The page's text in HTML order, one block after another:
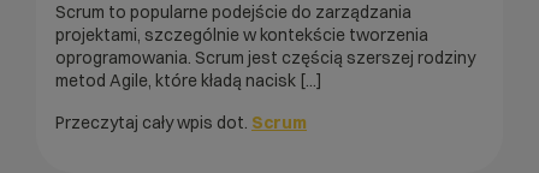
Scrum to popularne podejście do zarządzania
projektami, szczególnie w kontekście tworzenia
oprogramowania. Scrum jest częścią szerszej rodziny
metod Agile, które kładą nacisk [...]
Przeczytaj cały wpis dot. Scrum